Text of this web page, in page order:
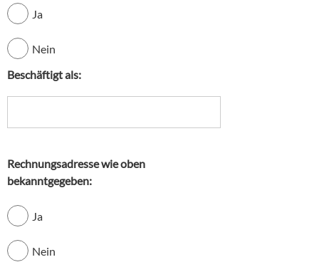
Ja
Nein
Beschäftigt als:
Rechnungsadresse wie oben
bekanntgegeben:
Ja
Nein